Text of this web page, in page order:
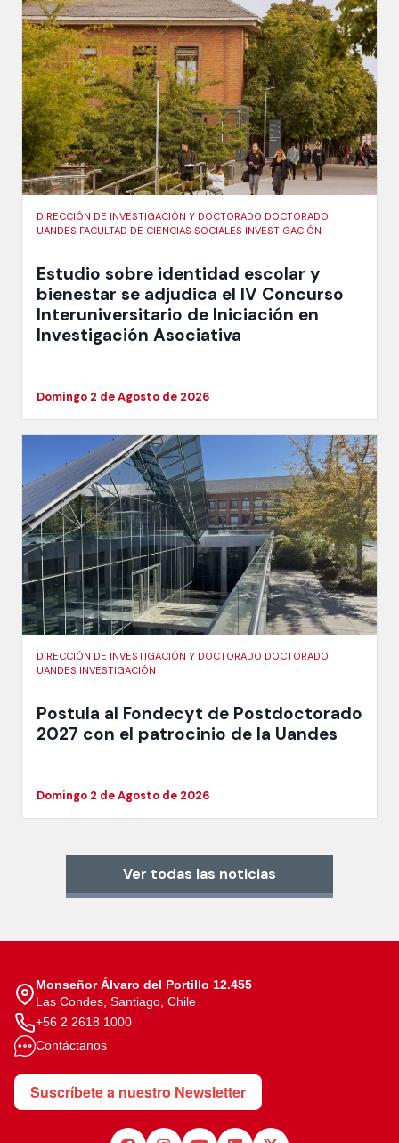
DIRECCIÓN DE INVESTIGACIÓN Y DOCTORADO DOCTORADO
UANDES FACULTAD DE CIENCIAS SOCIALES INVESTIGACIÓN
Estudio sobre identidad escolar y
bienestar se adjudica el IV Concurso
Interuniversitario de Iniciación en
Investigación Asociativa
Domingo 2 de Agosto de 2026
DIRECCIÓN DE INVESTIGACIÓN Y DOCTORADO DOCTORADO
UANDES INVESTIGACIÓN
Postula al Fondecyt de Postdoctorado
2027 con el patrocinio de la Uandes
Domingo 2 de Agosto de 2026
Ver todas las noticias
Monseñor Álvaro del Portillo 12.455
Las Condes, Santiago, Chile
+56 2 2618 1000
Contáctanos
Suscríbete a nuestro Newsletter